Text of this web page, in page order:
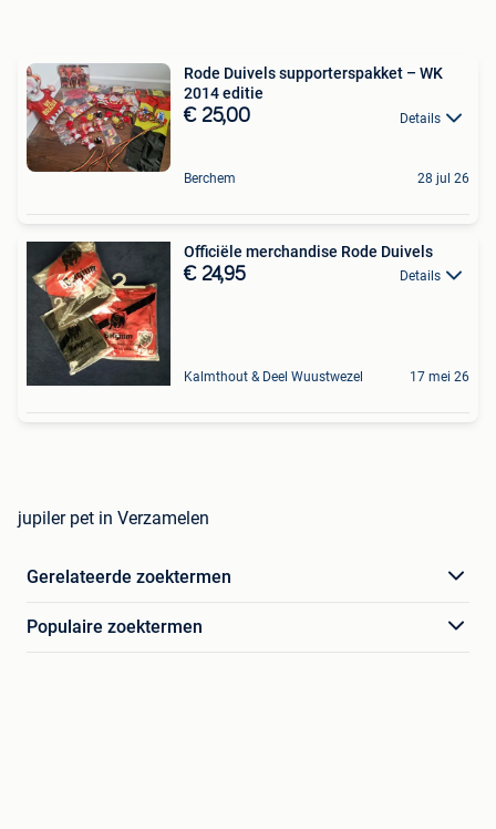
Rode Duivels supporterspakket – WK
2014 editie
€ 25,00 Details
Berchem 28 jul 26
Officiële merchandise Rode Duivels
€ 24,95 Details
Kalmthout & Deel Wuustwezel 17 mei 26
jupiler pet in Verzamelen
Gerelateerde zoektermen
Populaire zoektermen